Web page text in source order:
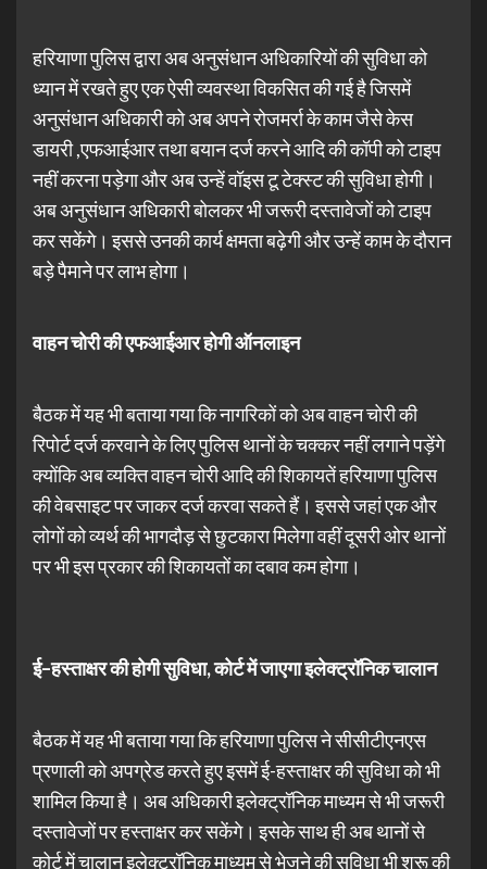
हरियाणा पुलिस द्वारा अब अनुसंधान अधिकारियों की सुविधा को
ध्यान में रखते हुए एक ऐसी व्यवस्था विकसित की गई है जिसमें
अनुसंधान अधिकारी को अब अपने रोजमर्रा के काम जैसे केस
डायरी ,एफआईआर तथा बयान दर्ज करने आदि की कॉपी को टाइप
नहीं करना पड़ेगा और अब उन्हें वॉइस टू टेक्स्ट की सुविधा होगी।
अब अनुसंधान अधिकारी बोलकर भी जरूरी दस्तावेजों को टाइप
कर सकेंगे। इससे उनकी कार्य क्षमता बढ़ेगी और उन्हें काम के दौरान
बड़े पैमाने पर लाभ होगा।
वाहनचोरीकीएफआईआरहोगीऑनलाइन
बैठक में यह भी बताया गया कि नागरिकों को अब वाहन चोरी की
रिपोर्ट दर्ज करवाने के लिए पुलिस थानों के चक्कर नहीं लगाने पड़ेंगे
क्योंकि अब व्यक्ति वाहन चोरी आदि की शिकायतें हरियाणा पुलिस
की वेबसाइट पर जाकर दर्ज करवा सकते हैं। इससे जहां एक और
लोगों को व्यर्थ की भागदौड़ से छुटकारा मिलेगा वहीं दूसरी ओर थानों
पर भी इस प्रकार की शिकायतों का दबाव कम होगा।
ई–हस्ताक्षरकीहोगीसुविधा,कोर्टमेंजाएगाइलेक्ट्रॉनिकचालान
बैठक में यह भी बताया गया कि हरियाणा पुलिस ने सीसीटीएनएस
प्रणाली को अपग्रेड करते हुए इसमें ई-हस्ताक्षर की सुविधा को भी
शामिल किया है। अब अधिकारी इलेक्ट्रॉनिक माध्यम से भी जरूरी
दस्तावेजों पर हस्ताक्षर कर सकेंगे। इसके साथ ही अब थानों से
कोर्ट में चालान इलेक्ट्रॉनिक माध्यम से भेजने की सुविधा भी शुरू की